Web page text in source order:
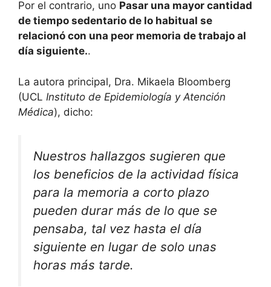
Por el contrario, uno Pasar una mayor cantidad
de tiempo sedentario de lo habitual se
relacionó con una peor memoria de trabajo al
día siguiente..
La autora principal, Dra. Mikaela Bloomberg
(UCL Instituto de Epidemiología y Atención
Médica), dicho:
Nuestros hallazgos sugieren que
los beneficios de la actividad física
para la memoria a corto plazo
pueden durar más de lo que se
pensaba, tal vez hasta el día
siguiente en lugar de solo unas
horas más tarde.